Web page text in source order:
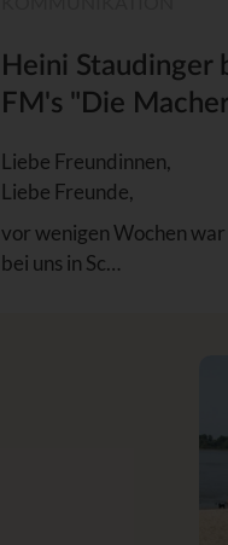
Heini Staudinger
FM's "Die
Liebe Freundinnen,
Liebe Freunde,
vor wenigen Wochen
bei uns in Sc…